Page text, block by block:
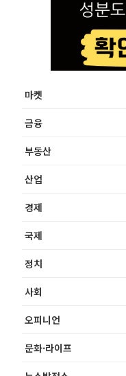
마켓
금융
부동산
산업
경제
국제
정치
사회
오피니언
문화·라이프